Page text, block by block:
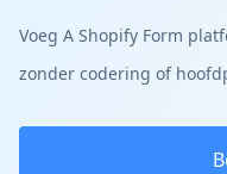
Voeg A Shopify Form
zonder codering of